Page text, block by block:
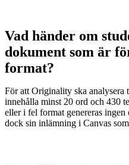
Vad händer om
dokument som är
format?
För att Originality ska analysera
innehålla minst 20 ord och 430
eller i fel format genereras
dock sin inlämning i Canvas